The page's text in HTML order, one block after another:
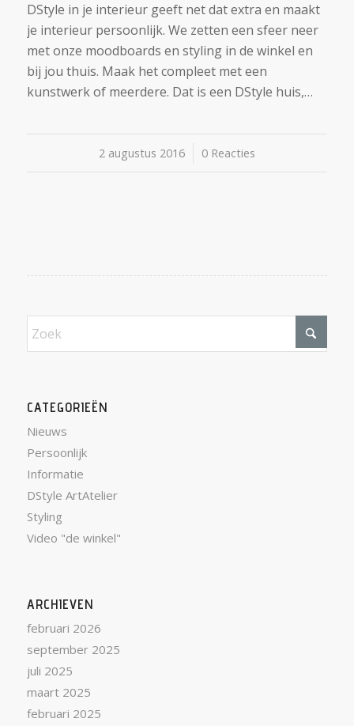
DStyle in je interieur geeft net dat extra en maakt
je interieur persoonlijk. We zetten een sfeer neer
met onze moodboards en styling in de winkel en
bij jou thuis. Maak het compleet met een
kunstwerk of meerdere. Dat is een DStyle huis,…
2 augustus 2016
/ 0 Reacties
CATEGORIEËN
Nieuws
Persoonlijk
Informatie
DStyle ArtAtelier
Styling
Video "de winkel"
ARCHIEVEN
februari 2026
september 2025
juli 2025
maart 2025
februari 2025